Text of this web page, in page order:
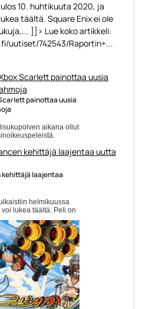
10. huhtikuuta 2020, ja
täältä. Square Enix ei ole
]]> Lue koko artikkeli:
uutiset/742543/Raportin+...
painottaa uusia
aikana ollut
keskittynyt ennen
703223/Phil+Spencerin...
kehittäjä laajentaa
helmikuussa
lukea täältä. Peli on
Studiosin
artikkeli:
760283/Kingdom+...